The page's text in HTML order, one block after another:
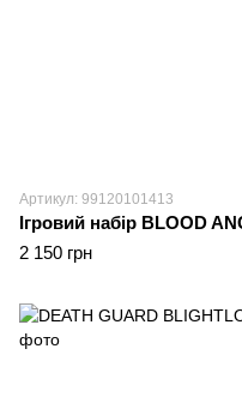
Артикул: 99120101413
Ігровий набір BLOOD
2 150 грн